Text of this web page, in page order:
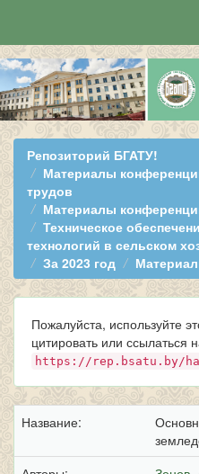
Skip
navigation
Репозиторий БГАТУ!
Материалы
трудов
Материалы
Техническое
технологий в сельском
За 2023 год
Пожалуйста, используйте
цитировать или ссылаться
https://rep.bsatu.by/
Название: